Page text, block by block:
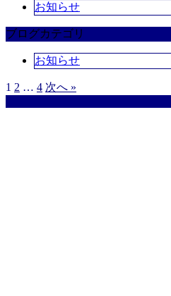
お知らせ
ブログカテゴリ
お知らせ
1 2 … 4 次へ »